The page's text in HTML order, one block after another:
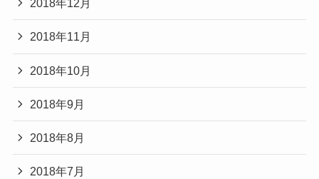
2018年12月
2018年11月
2018年10月
2018年9月
2018年8月
2018年7月